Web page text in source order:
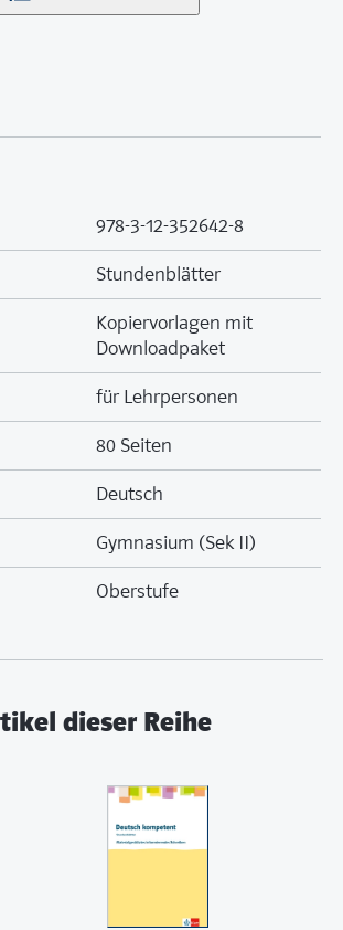
978-3-12-352642-8
Stundenblätter
Kopiervorlagen mit
Downloadpaket
für Lehrpersonen
80 Seiten
Deutsch
Gymnasium (Sek II)
Oberstufe
dieser Reihe